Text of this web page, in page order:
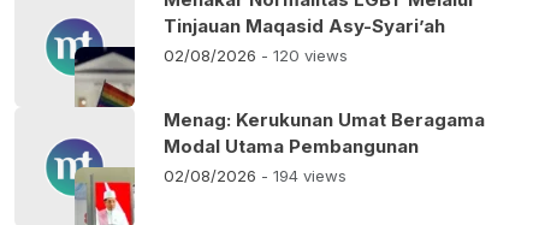
Tinjauan Maqasid Asy-Syari’ah
02/08/2026 - 120 views
Menag: Kerukunan Umat Beragama
Modal Utama Pembangunan
02/08/2026 - 194 views